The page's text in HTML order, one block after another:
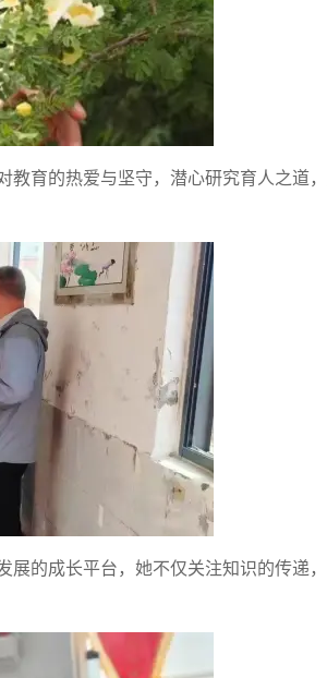
育的热爱与坚守，潜心研究育人之道
的成长平台，她不仅关注知识的传递